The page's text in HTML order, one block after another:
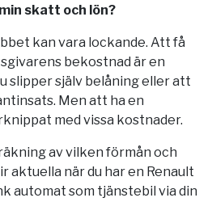
skatt och lön?
kan vara lockande. Att få
bekostnad är en
slipper själv belåning eller att
Men att ha en
med vissa kostnader.
av vilken förmån och
aktuella när du har en Renault
automat som tjänstebil via din